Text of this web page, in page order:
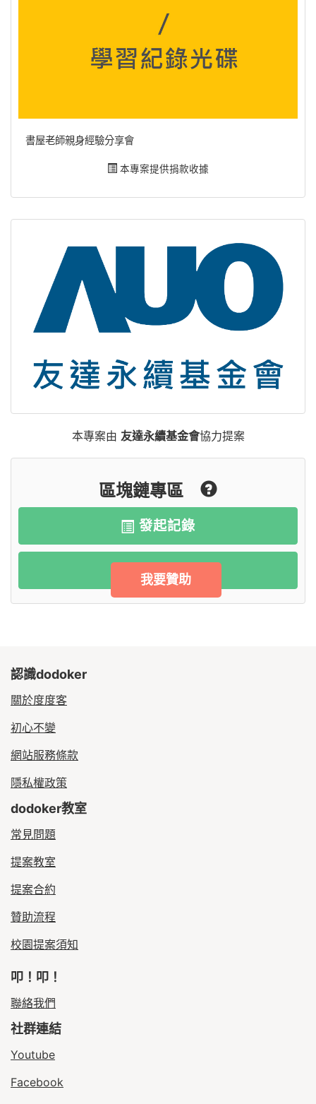
我要贊助
書屋老師親身經驗分享會
本專案提供捐款收據
本專案由 友達永續基金會協力提案
區塊鏈專區
發起記錄
交易紀錄
認識dodoker
關於度度客
初心不變
網站服務條款
隱私權政策
dodoker教室
常見問題
提案教室
提案合約
贊助流程
校園提案須知
叩！叩！
聯絡我們
社群連結
Youtube
Facebook